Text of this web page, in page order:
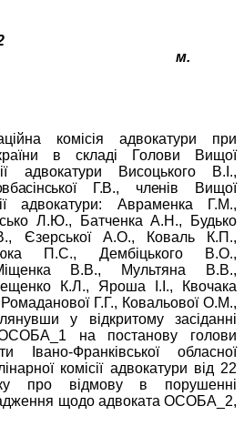
м.
комісія адвокатури при
в складі Голови Вищої
адвокатури Висоцького В.І.,
Г.В., членів
Вищої
адвокатури: Авраменка Г.М.,
Л.Ю., Батченка А.Н., Будько
Єзерської А.О., Коваль К.П.,
П.С., Дембіцького В.О.,
В.В., Мультяна В.В.,
К.Л., Яроша І.І., Квочака
Г.Г., Ковальової О.М.,
у відкритому засіданні
на постанову голови
Івано-Франківської обласної
комісії адвокатури від 22
про відмову в порушенні
щодо адвоката ОСОБА_2,